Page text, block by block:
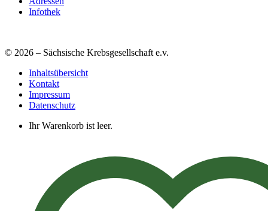
Infothek
© 2026 – Sächsische Krebsgesellschaft e.v.
Inhaltsübersicht
Kontakt
Impressum
Datenschutz
Ihr Warenkorb ist leer.